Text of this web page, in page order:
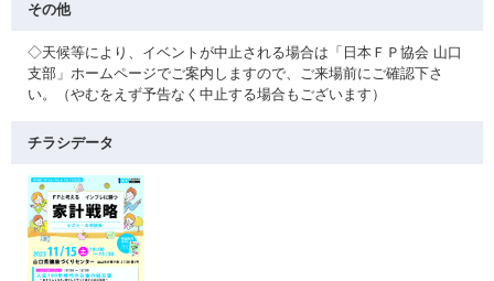
その他
◇天候等により、イベントが中止される場合は「日本ＦＰ協会 山口
支部」ホームページでご案内しますので、ご来場前にご確認下さ
い。（やむをえず予告なく中止する場合もございます）
チラシデータ